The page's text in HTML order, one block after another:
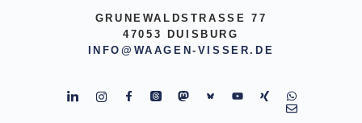
GRUNEWALDSTRASSE 77
47053 DUISBURG
INFO@WAAGEN-VISSER.DE